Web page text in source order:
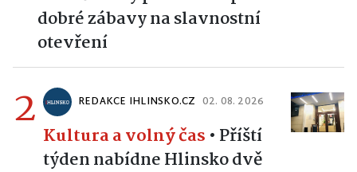
zve všechny příznivce sportu a
dobré zábavy na slavnostní
otevření
2 REDAKCE IHLINSKO.CZ 02. 08. 2026
Kultura a volný čas•Příští